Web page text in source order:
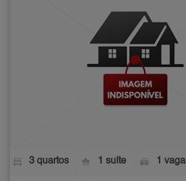
3 quartos 1 suíte 1 vaga